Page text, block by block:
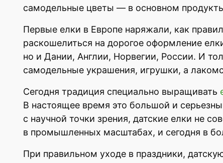
самодельные цветы — в основном
Первые елки в Европе наряжали, как
раскошелиться на дорогое оформление
но и Дании, Англии, Норвегии, России. И
самодельные украшения, игрушки, а
Сегодня традиция специально выращивать
В настоящее время это большой и
с научной точки зрения, датские елки не
в промышленных масштабах, и сегодня в
При правильном уходе в праздники,